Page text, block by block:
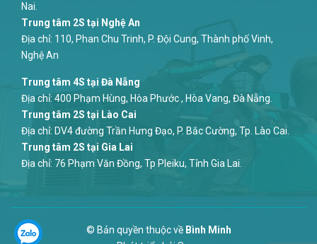
Nai.
Trung tâm 2S tại Nghệ An
Địa chỉ: 110, Phan Chu Trinh, P. Đội Cung, Thành phố Vinh,
Nghệ An
Trung tâm 4S tại Đà Nẵng
Địa chỉ: 400 Phạm Hùng, Hòa Phước , Hòa Vang, Đà Nẵng.
Trung tâm 2S tại Lào Cai
Địa chỉ: DV4 đường Trần Hưng Đạo, P. Bắc Cường, Tp. Lào Cai.
Trung tâm 2S tại Gia Lai
Địa chỉ: 76 Phạm Văn Đồng, Tp Pleiku, Tỉnh Gia Lai.
© Bản quyền thuộc về Bình Minh